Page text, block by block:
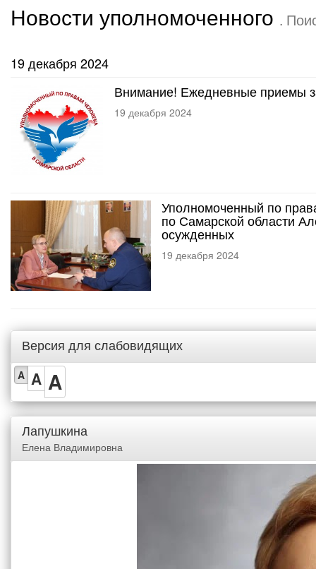
Новости уполномоченного .
19 декабря 2024
Внимание! Ежедневные приемы
19 декабря 2024
Уполномоченный по
по Самарской области
осужденных
19 декабря 2024
Версия для слабовидящих
A A A
Лапушкина
Елена Владимировна